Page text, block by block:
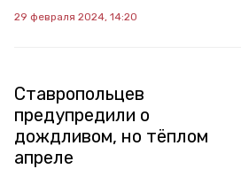
29 февраля 2024, 14:20
Ставропольцев
предупредили о
дождливом, но тëплом
апреле